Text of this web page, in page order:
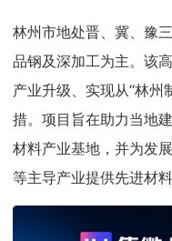
林州市地处晋、冀、豫
品钢及深加工为主。该
产业升级、实现从“林州
措。项目旨在助力当地
材料产业基地，并为发
等主导产业提供先进材料